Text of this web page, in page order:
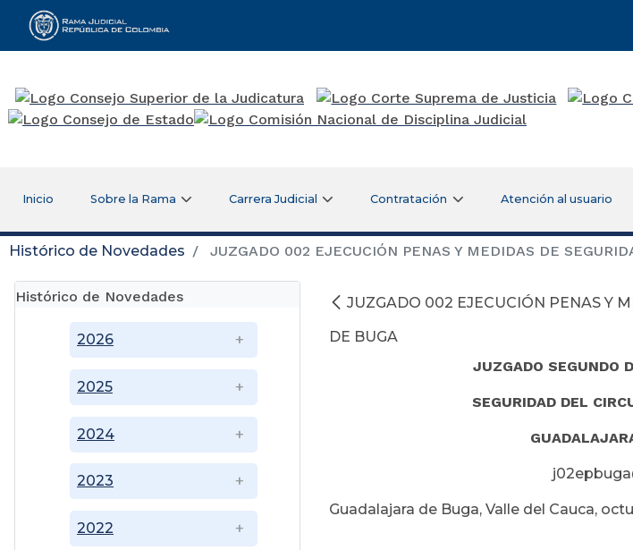
Rama Judicial
Inicio Sobre la Rama Carrera Judicial Contratación Atención al usuario
Histórico de Novedades JUZGADO 002 EJECUCIÓN PENAS Y MEDIDAS DE
Histórico de Novedades
2022
2023
2024
2025
2026
JUZGADO 002 EJECUCIÓN PENAS Y
DE BUGA
JUZGADO SEGUNDO
SEGURIDAD DEL
Guadalajara de Buga, Valle del Cauca,